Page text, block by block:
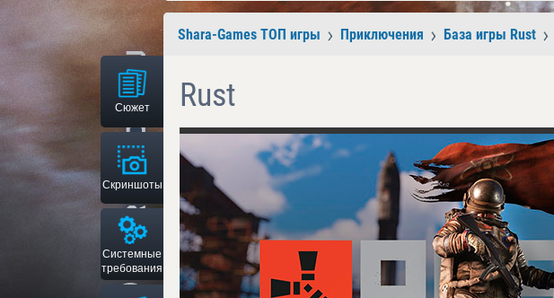
Shara-Games ТОП игры Приключения База игры Rust
Сюжет
Скриншоты
Системные
требования
Rust